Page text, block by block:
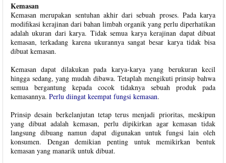
Kemasan
Kemasan merupakan sentuhan akhir dari sebuah proses. Pada karya
modifikasi kerajinan dari bahan limbah organik yang perlu diperhatikan
adalah ukuran dari karya. Tidak semua karya kerajinan dapat dibuat
kemasan, terkadang karena ukurannya sangat besar karya tidak bisa
dibuat kemasan.
Kemasan dapat dilakukan pada karya-karya yang berukuran kecil
hingga sedang, yang mudah dibawa. Tetaplah mengikuti prinsip bahwa
semua bergantung kepada cocok tidaknya sebuah produk pada
kemasannya. Perlu diingat keempat fungsi kemasan.
Prinsip desain berkelanjutan tetap terus menjadi prioritas, meskipun
yang dibuat adalah kemasan, perlu dipikirkan agar kemasan tidak
langsung dibuang namun dapat digunakan untuk fungsi lain oleh
konsumen. Dengan demikian penting untuk memikirkan bentuk
kemasan yang manarik untuk dibuat.